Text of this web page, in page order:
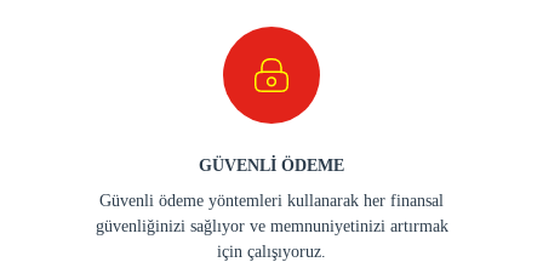
GÜVENLİ ÖDEME
Güvenli ödeme yöntemleri kullanarak her finansal
güvenliğinizi sağlıyor ve memnuniyetinizi artırmak
için çalışıyoruz.